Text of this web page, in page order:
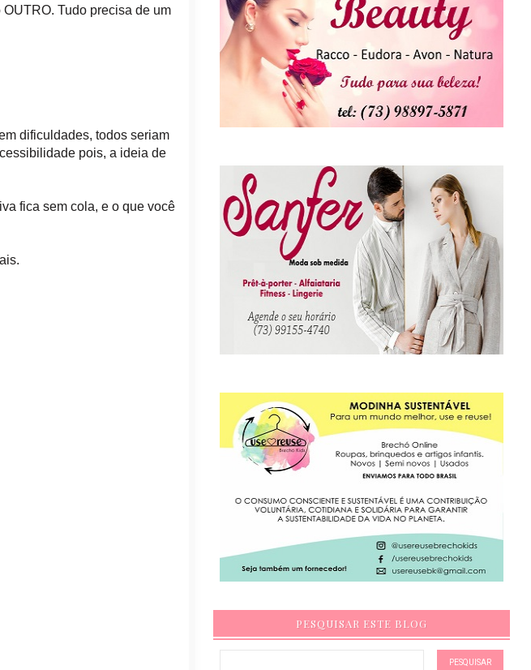
Tudo precisa de um
dificuldades, todos seriam
pois, a ideia de
fica sem cola, e o que você
PESQUISAR ESTE BLOG